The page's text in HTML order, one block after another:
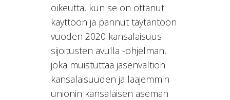
oikeutta, kun se on ottanut
käyttöön ja pannut täytäntöön
vuoden 2020 kansalaisuus
sijoitusten avulla -ohjelman,
joka muistuttaa jäsenvaltion
kansalaisuuden ja laajemmin
unionin kansalaisen aseman